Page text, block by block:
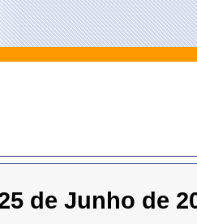
de Junho de